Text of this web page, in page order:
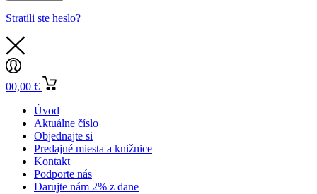
Stratili ste heslo?
00,00 €
Úvod
Aktuálne číslo
Objednajte si
Predajné miesta a knižnice
Kontakt
Podporte nás
Darujte nám 2% z dane